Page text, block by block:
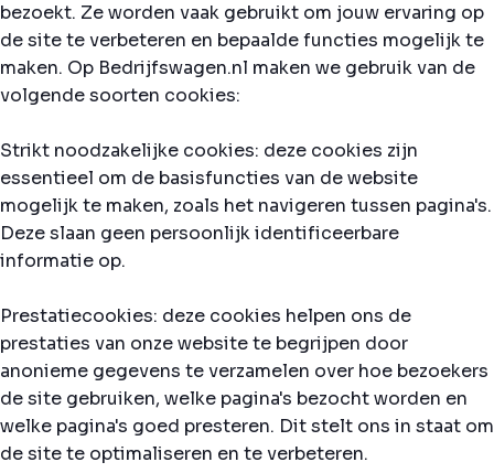
bezoekt. Ze worden vaak gebruikt om jouw ervaring op
de site te verbeteren en bepaalde functies mogelijk te
maken. Op Bedrijfswagen.nl maken we gebruik van de
volgende soorten cookies:
Strikt noodzakelijke cookies: deze cookies zijn
essentieel om de basisfuncties van de website
mogelijk te maken, zoals het navigeren tussen pagina's.
Deze slaan geen persoonlijk identificeerbare
informatie op.
Prestatiecookies: deze cookies helpen ons de
prestaties van onze website te begrijpen door
anonieme gegevens te verzamelen over hoe bezoekers
de site gebruiken, welke pagina's bezocht worden en
welke pagina's goed presteren. Dit stelt ons in staat om
de site te optimaliseren en te verbeteren.